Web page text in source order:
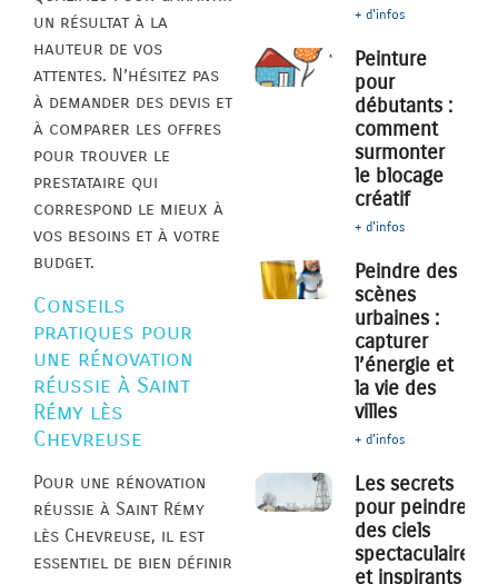
un résultat à la
hauteur de vos
attentes. N’hésitez pas
à demander des devis et
à comparer les offres
pour trouver le
prestataire qui
correspond le mieux à
vos besoins et à votre
budget.
Conseils
pratiques pour
une rénovation
réussie à Saint
Rémy lès
Chevreuse
Pour une rénovation
réussie à Saint Rémy
lès Chevreuse, il est
essentiel de bien définir
+ d'infos
Peinture
pour
débutants :
comment
surmonter
le blocage
créatif
+ d'infos
Peindre des
scènes
urbaines :
capturer
l’énergie et
la vie des
villes
+ d'infos
Les secrets
pour peindre
des ciels
spectaculaires
et inspirants